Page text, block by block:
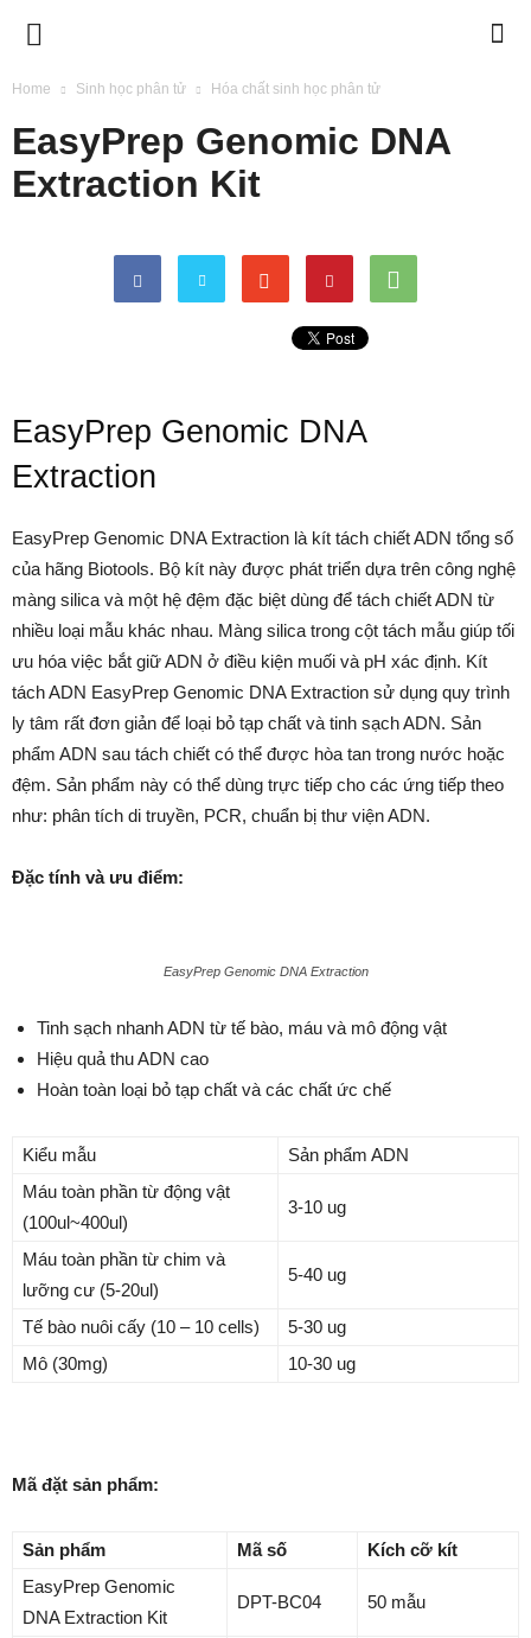
BIMETECH
Home Sinh học phân tử Hóa chất sinh học phân tử
EasyPrep Genomic DNA
Extraction Kit
EasyPrep Genomic DNA
Extraction
EasyPrep Genomic DNA Extraction là kít tách chiết ADN tổng số
của hãng Biotools. Bộ kít này được phát triển dựa trên công nghệ
màng silica và một hệ đệm đặc biệt dùng để tách chiết ADN từ
nhiều loại mẫu khác nhau. Màng silica trong cột tách mẫu giúp tối
ưu hóa việc bắt giữ ADN ở điều kiện muối và pH xác định. Kít
tách ADN EasyPrep Genomic DNA Extraction sử dụng quy trình
ly tâm rất đơn giản để loại bỏ tạp chất và tinh sạch ADN. Sản
phẩm ADN sau tách chiết có thể được hòa tan trong nước hoặc
đệm. Sản phẩm này có thể dùng trực tiếp cho các ứng tiếp theo
như: phân tích di truyền, PCR, chuẩn bị thư viện ADN.
Đặc tính và ưu điểm:
EasyPrep Genomic DNA Extraction
Tinh sạch nhanh ADN từ tế bào, máu và mô động vật
Hiệu quả thu ADN cao
Hoàn toàn loại bỏ tạp chất và các chất ức chế
Kiểu mẫu
Sản phẩm ADN
Máu toàn phần từ động vật
(100ul~400ul)
3-10 ug
Máu toàn phần từ chim và
lưỡng cư (5-20ul)
5-40 ug
Tế bào nuôi cấy (10 – 10 cells)
5-30 ug
Mô (30mg)
10-30 ug
Mã đặt sản phẩm:
Sản phẩm Mã số
Kích cỡ kít
EasyPrep Genomic
DNA Extraction Kit
DPT-BC04 50 mẫu